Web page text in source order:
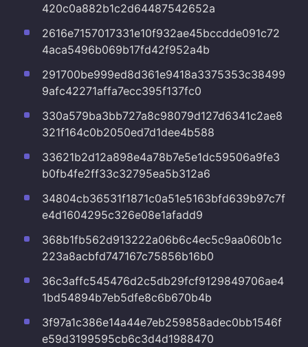
420c0a882b1c2d64487542652a
2616e7157017331e10f932ae45bccdde091c72
4aca5496b069b17fd42f952a4b
291700be999ed8d361e9418a3375353c38499
9afc42271affa7ecc395f137fc0
330a579ba3bb727a8c98079d127d6341c2ae8
321f164c0b2050ed7d1dee4b588
33621b2d12a898e4a78b7e5e1dc59506a9fe3
b0fb4fe2ff33c32795ea5b312a6
34804cb36531f1871c0a51e5163bfd639b97c7f
e4d1604295c326e08e1afadd9
368b1fb562d913222a06b6c4ec5c9aa060b1c
223a8acbfd747167c75856b16b0
36c3affc545476d2c5db29fcf9129849706ae4
1bd54894b7eb5dfe8c6b670b4b
3f97a1c386e14a44e7eb259858adec0bb1546f
e59d3199595cb6c3d4d1988470